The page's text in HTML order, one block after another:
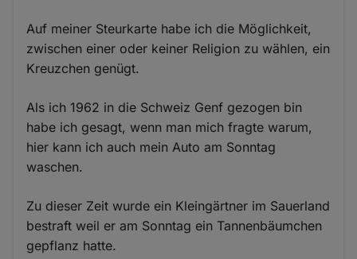
Auf meiner Steurkarte habe ich die Möglichkeit,
zwischen einer oder keiner Religion zu wählen, ein
Kreuzchen genügt.
Als ich 1962 in die Schweiz Genf gezogen bin
habe ich gesagt, wenn man mich fragte warum,
hier kann ich auch mein Auto am Sonntag
waschen.
Zu dieser Zeit wurde ein Kleingärtner im Sauerland
bestraft weil er am Sonntag ein Tannenbäumchen
gepflanz hatte.